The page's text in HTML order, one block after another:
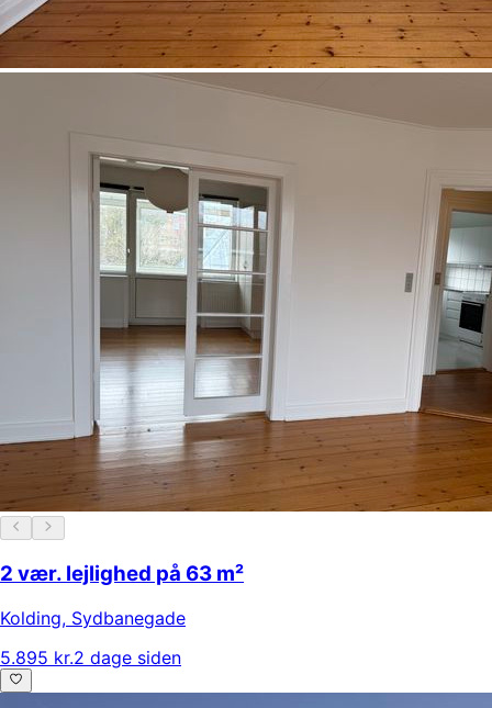
2 vær. lejlighed på 63 m²
Kolding, Sydbanegade
5.895 kr.2 dage siden